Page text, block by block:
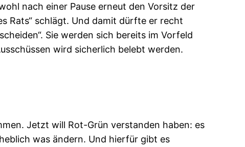
nach einer Pause erneut den Vorsitz der
Rats“ schlägt. Und damit dürfte er recht
Sie werden sich bereits im Vorfeld
wird sicherlich belebt werden.
Jetzt will Rot-Grün verstanden haben: es
was ändern. Und hierfür gibt es